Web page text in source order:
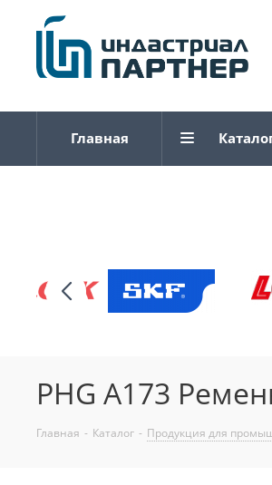
Главная
PHG A173
Главная - Каталог - Продукция для